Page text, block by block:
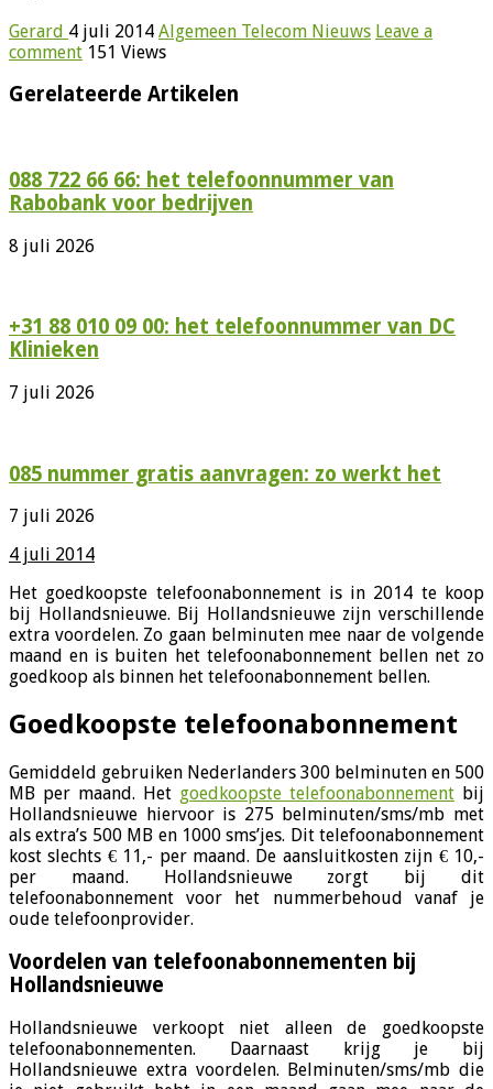
Gerard 4 juli 2014 Algemeen Telecom Nieuws Leave a
comment 151 Views
Gerelateerde Artikelen
088 722 66 66: het telefoonnummer van
Rabobank voor bedrijven
8 juli 2026
+31 88 010 09 00: het telefoonnummer van DC
Klinieken
7 juli 2026
085 nummer gratis aanvragen: zo werkt het
7 juli 2026
4 juli 2014
Het goedkoopste telefoonabonnement is in 2014 te koop
bij Hollandsnieuwe. Bij Hollandsnieuwe zijn verschillende
extra voordelen. Zo gaan belminuten mee naar de volgende
maand en is buiten het telefoonabonnement bellen net zo
goedkoop als binnen het telefoonabonnement bellen.
Goedkoopste telefoonabonnement
Gemiddeld gebruiken Nederlanders 300 belminuten en 500
MB per maand. Het goedkoopste telefoonabonnement bij
Hollandsnieuwe hiervoor is 275 belminuten/sms/mb met
als extra’s 500 MB en 1000 sms’jes. Dit telefoonabonnement
kost slechts € 11,- per maand. De aansluitkosten zijn € 10,-
per maand. Hollandsnieuwe zorgt bij dit
telefoonabonnement voor het nummerbehoud vanaf je
oude telefoonprovider.
Voordelen van telefoonabonnementen bij
Hollandsnieuwe
Hollandsnieuwe verkoopt niet alleen de goedkoopste
telefoonabonnementen. Daarnaast krijg je bij
Hollandsnieuwe extra voordelen. Belminuten/sms/mb die